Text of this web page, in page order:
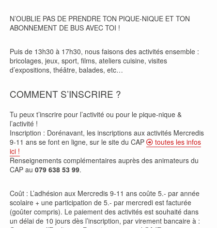
N’OUBLIE PAS DE PRENDRE TON PIQUE-NIQUE ET TON
ABONNEMENT DE BUS AVEC TOI !
Puis de 13h30 à 17h30, nous faisons des activités ensemble :
bricolages, jeux, sport, films, ateliers cuisine, visites
d’expositions, théâtre, balades, etc…
COMMENT S’INSCRIRE ?
Tu peux t’inscrire pour l’activité ou pour le pique-nique &
l’activité !
Inscription : Dorénavant, les inscriptions aux activités Mercredis
9-11 ans se font en ligne, sur le site du CAP
toutes les infos
ici !
Renseignements complémentaires auprès des animateurs du
CAP au 079 638 53 99.
Coût : L’adhésion aux Mercredis 9-11 ans coûte 5.- par année
scolaire + une participation de 5.- par mercredi est facturée
(goûter compris). Le paiement des activités est souhaité dans
un délai de 10 jours dès l’inscription, par virement bancaire à :